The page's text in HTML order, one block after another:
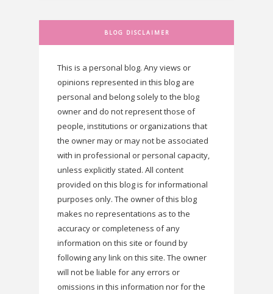
BLOG DISCLAIMER
This is a personal blog. Any views or
opinions represented in this blog are
personal and belong solely to the blog
owner and do not represent those of
people, institutions or organizations that
the owner may or may not be associated
with in professional or personal capacity,
unless explicitly stated. All content
provided on this blog is for informational
purposes only. The owner of this blog
makes no representations as to the
accuracy or completeness of any
information on this site or found by
following any link on this site. The owner
will not be liable for any errors or
omissions in this information nor for the